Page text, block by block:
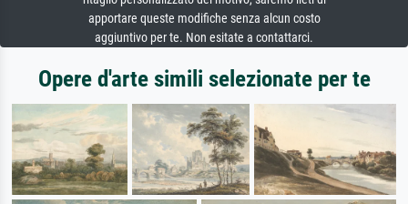
apportare queste modifiche senza alcun costo
aggiuntivo per te. Non esitate a contattarci.
Opere d'arte simili selezionate per te